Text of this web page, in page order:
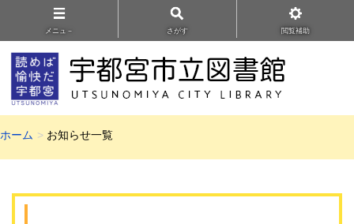
メニュ－ さがす 閲覧補助
ホーム お知らせ一覧